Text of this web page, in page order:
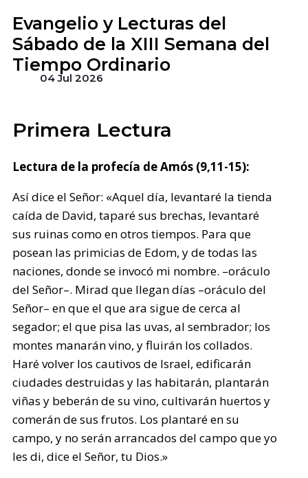
Evangelio y Lecturas del
Sábado de la XIII Semana del
Tiempo Ordinario
04 Jul 2026
Primera Lectura
Lectura de la profecía de Amós (9,11-15):
Así dice el Señor: «Aquel día, levantaré la tienda
caída de David, taparé sus brechas, levantaré
sus ruinas como en otros tiempos. Para que
posean las primicias de Edom, y de todas las
naciones, donde se invocó mi nombre. –oráculo
del Señor–. Mirad que llegan días –oráculo del
Señor– en que el que ara sigue de cerca al
segador; el que pisa las uvas, al sembrador; los
montes manarán vino, y fluirán los collados.
Haré volver los cautivos de Israel, edificarán
ciudades destruidas y las habitarán, plantarán
viñas y beberán de su vino, cultivarán huertos y
comerán de sus frutos. Los plantaré en su
campo, y no serán arrancados del campo que yo
les di, dice el Señor, tu Dios.»